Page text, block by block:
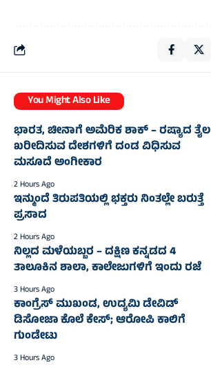
You Might Also Like
ಭಾರತ, ಚೀನಾಗೆ ಅಮೆರಿಕ ಶಾಕ್‌ – ರಷ್ಯಾದ ತೈಲ
ಖರೀದಿಸುವ ದೇಶಗಳಿಗೆ ದಂಡ ವಿಧಿಸುವ
ಮಸೂದೆ ಅಂಗೀಕಾರ
2 Hours Ago
ಇನ್ಮುಂದೆ ತಿರುಪತಿಯಲ್ಲಿ ಭಕ್ತರು ನಿಂತಲ್ಲೇ ಬರುತ್ತೆ
ಪ್ರಸಾದ
2 Hours Ago
ನಿಲ್ಲದ ಮಳೆಯಬ್ಬರ – ದಕ್ಷಿಣ ಕನ್ನಡದ 4
ತಾಲೂಕಿನ ಶಾಲಾ, ಕಾಲೇಜುಗಳಿಗೆ ಇಂದು ರಜೆ
3 Hours Ago
ಕಾಂಗ್ರೆಸ್‌ ಮುಖಂಡ, ಉದ್ಯಮಿ ಡೇವಿಡ್‌
ಡಿಸೋಜಾ ಕೊಲೆ ಕೇಸ್;‌ ಆರೋಪಿ ಕಾಲಿಗೆ
ಗುಂಡೇಟು
3 Hours Ago